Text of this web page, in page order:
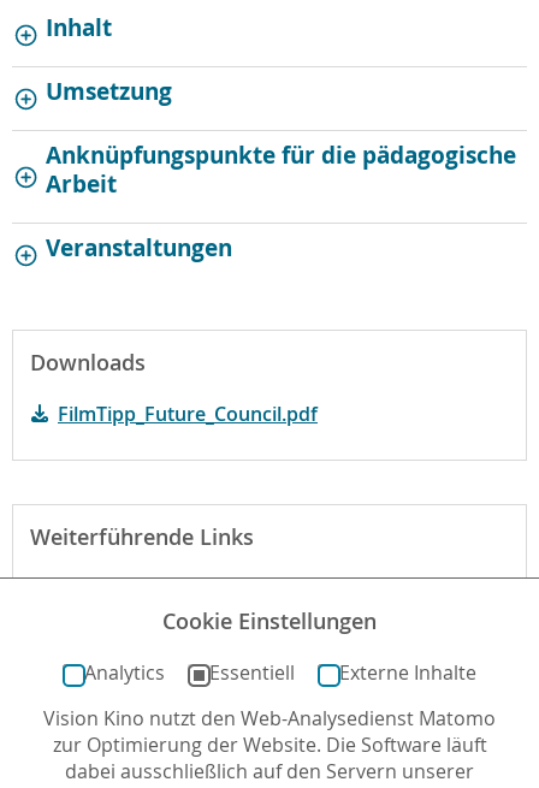
Inhalt
Umsetzung
Anknüpfungspunkte für die pädagogische
Arbeit
Veranstaltungen
Downloads
FilmTipp_Future_Council.pdf
Weiterführende Links
Webseite des Verleihs zum Film
Website des Future Councils (auf englisch)
Autor*in: Roberta Huldisch , 29.05.2026 , letzte
Aktualisierung: 29.06.2026
Cookie Einstellungen
Analytics Essentiell
Externe Inhalte
Vision Kino nutzt den Web-Analysedienst Matomo
zur Optimierung der Website. Die Software läuft
dabei ausschließlich auf den Servern unserer